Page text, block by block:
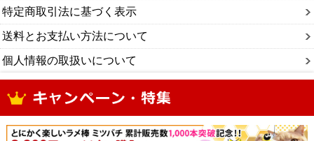
特定商取引法に基づく表示
送料とお支払い方法について
個人情報の取扱いについて